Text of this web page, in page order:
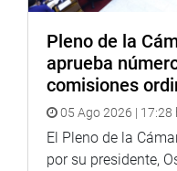
Pleno de la
aprueba
comisiones
05 Ago 2026 | 17:28
El Pleno de la
por su presidente,